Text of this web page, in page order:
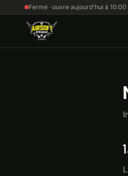
Fermé · ouvre aujourd'hui à 10:00